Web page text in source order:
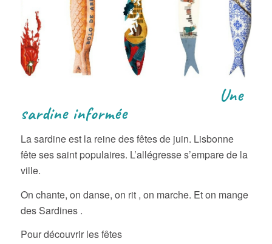
Une
sardine informée
La sardine est la reine des fêtes de juin. Lisbonne
fête ses saint populaires. L’allégresse s’empare de la
ville.
On chante, on danse, on rit , on marche. Et on mange
des Sardines .
Pour découvrir les fêtes